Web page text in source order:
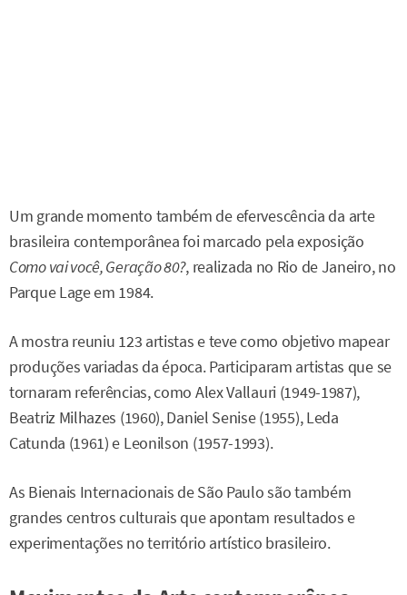
Um grande momento também de efervescência da arte
brasileira contemporânea foi marcado pela exposição
Como vai você, Geração 80?, realizada no Rio de Janeiro, no
Parque Lage em 1984.
A mostra reuniu 123 artistas e teve como objetivo mapear
produções variadas da época. Participaram artistas que se
tornaram referências, como Alex Vallauri (1949-1987),
Beatriz Milhazes (1960), Daniel Senise (1955), Leda
Catunda (1961) e Leonilson (1957-1993).
As Bienais Internacionais de São Paulo são também
grandes centros culturais que apontam resultados e
experimentações no território artístico brasileiro.